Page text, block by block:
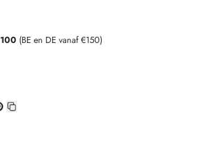
(BE en DE vanaf €150)